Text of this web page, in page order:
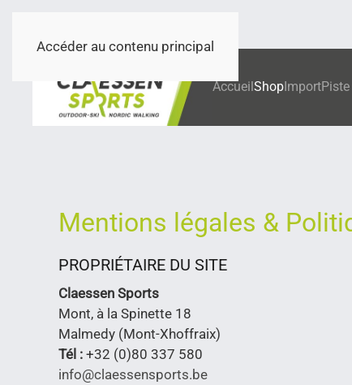
Accéder au contenu principal
Accueil Shop Import
Mentions légales &
PROPRIÉTAIRE DU SITE
Claessen Sports
Mont, à la Spinette 18
Malmedy (Mont-Xhoffraix)
Tél : +32 (0)80 337 580
info@claessensports.be